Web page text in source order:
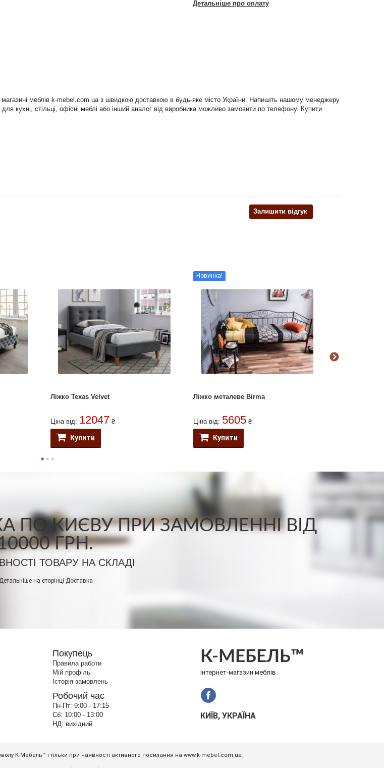
Детальніше про оплату
меблів k-mebel.com.ua з швидкою доставкою в будь-яке місто України. Напишіть нашому менеджеру
для кухні, стільці, офісні меблі або інший аналог від виробника можливо замовити по телефону. Купити
Залишити відгук
Ліжко Texas Velvet
Ціна від: 12047 ₴
Купити
Новинка!
Ліжко металеве Birma
Ціна від: 5605 ₴
Купити
ПО КИЄВУ ПРИ ЗАМОВЛЕННІ ВІД
ГРН.
ТОВАРУ НА СКЛАДІ
Детальніше на сторінці Доставка
К-Мебель™ і тільки при наявності активного посилання на www.k-mebel.com.ua
Покупець
Правила работи
Мій профіль
Історія замовлень
Робочий час
Пн-Пт: 9:00 - 17:15
Сб: 10:00 - 13:00
НД: вихідний
К-МЕБЕЛЬ™
Інтернет-магазин меблів
КИЇВ, УКРАЇНА